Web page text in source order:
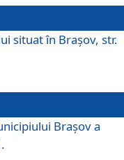
situat în Brașov, str.
Brașov a